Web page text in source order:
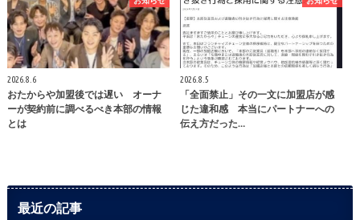
2026.8.6
おたからや加盟後では遅い オーナ
ーが契約前に調べるべき本部の情報
とは
2026.8.5
「全面禁止」その一文に加盟店が感
じた違和感 本当にパートナーへの
伝え方だった…
最近の記事